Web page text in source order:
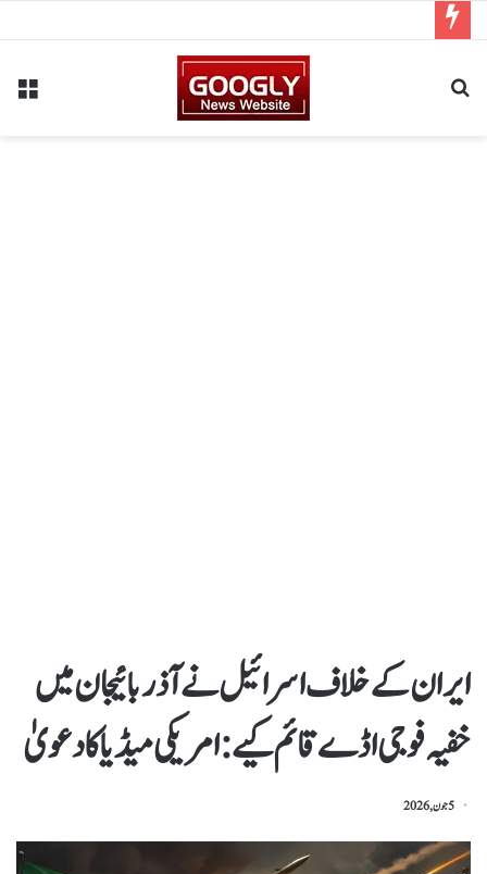
ایران کے خلاف اسرائیل نے آذربائیجان میں
خفیہ فوجی اڈے قائم کیے : امریکی میڈیا کا دعویٰ
5 جون, 2026